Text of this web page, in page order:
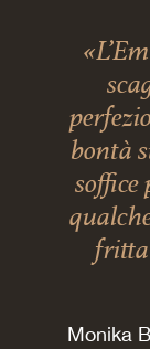
bontà
fritta
Monika